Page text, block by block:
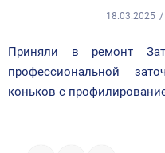
18.03.2025 /
Приняли в ремонт
профессиональной
коньков с